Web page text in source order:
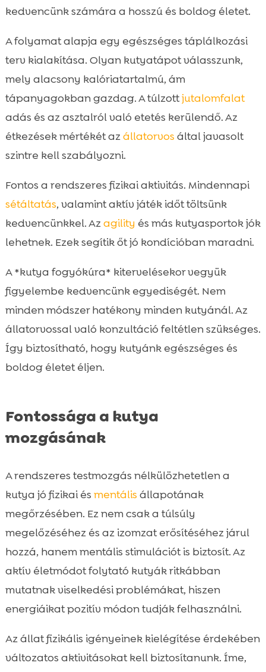
kedvencünk számára a hosszú és boldog életet.
A folyamat alapja egy egészséges táplálkozási
terv kialakítása. Olyan kutyatápot válasszunk,
mely alacsony kalóriatartalmú, ám
tápanyagokban gazdag. A túlzottjutalomfalat
adás és az asztalról való etetés kerülendő. Az
étkezések mértékét azállatorvos által javasolt
szintre kell szabályozni.
Fontos a rendszeres fizikai aktivitás. Mindennapi
sétáltatás, valamint aktív játék időt töltsünk
kedvencünkkel. Azagility és más kutyasportok jók
lehetnek. Ezek segítik őt jó kondícióban maradni.
A *kutya fogyókúra* kitervelésekor vegyük
figyelembe kedvencünk egyediségét. Nem
minden módszer hatékony minden kutyánál. Az
állatorvossal való konzultáció feltétlen szükséges.
Így biztosítható, hogy kutyánk egészséges és
boldog életet éljen.
Fontossága a kutya
mozgásának
A rendszeres testmozgás nélkülözhetetlen a
kutya jó fizikai és mentális állapotának
megőrzésében. Ez nem csak a túlsúly
megelőzéséhez és az izomzat erősítéséhez járul
hozzá, hanem mentális stimulációt is biztosít. Az
aktív életmódot folytató kutyák ritkábban
mutatnak viselkedési problémákat, hiszen
energiáikat pozitív módon tudják felhasználni.
Az állat fizikális igényeinek kielégítése érdekében
változatos aktivitásokat kell biztosítanunk. Íme,